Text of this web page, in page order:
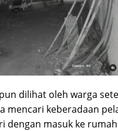
dilihat oleh warga
mencari keberadaan
dengan masuk ke